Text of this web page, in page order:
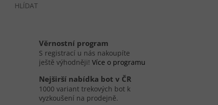
HLÍDAT
Věrnostní program
S registrací u nás nakoupíte
ještě výhodněji! Více o programu
Nejširší nabídka bot v ČR
1000 variant trekových bot k
vyzkoušení na prodejně.